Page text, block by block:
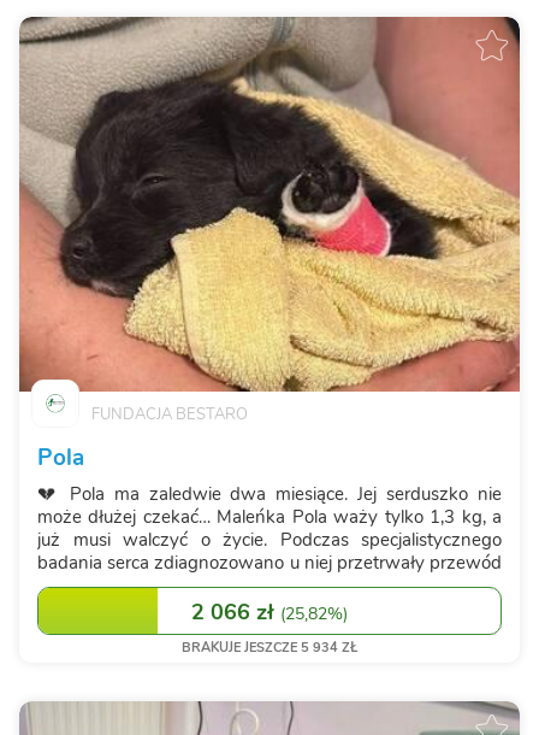
FUNDACJA BESTARO
Pola
💔 Pola ma zaledwie dwa miesiące. Jej serduszko nie
może dłużej czekać… Maleńka Pola waży tylko 1,3 kg, a
już musi walczyć o życie. Podczas specjalistycznego
badania serca zdiagnozowano u niej przetrwały przewód
tętniczy Botalla (PDA) – poważną, wrodzoną wadę, która
powoduje znaczne przeciążenie l...
2 066 zł (25,82%)
BRAKUJE JESZCZE 5 934 ZŁ